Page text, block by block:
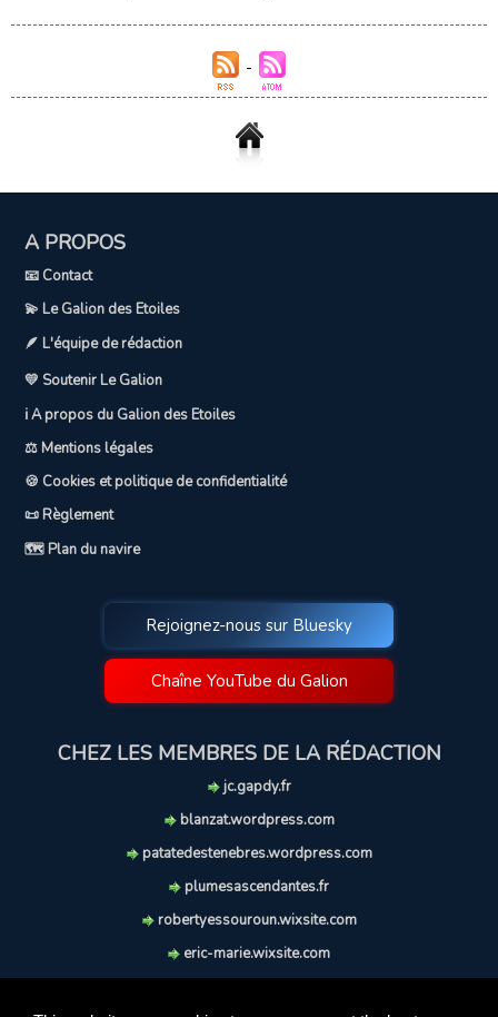
A PROPOS
📧 Contact
💫 Le Galion des Etoiles
🪶 L'équipe de rédaction
💛 Soutenir Le Galion
ℹ️ A propos du Galion des Etoiles
⚖️ Mentions légales
🍪 Cookies et politique de confidentialité
📜 Règlement
🗺️ Plan du navire
Rejoignez-nous sur Bluesky
Chaîne YouTube du Galion
CHEZ LES MEMBRES DE LA RÉDACTION
jc.gapdy.fr
blanzat.wordpress.com
patatedestenebres.wordpress.com
plumesascendantes.fr
robertyessouroun.wixsite.com
eric-marie.wixsite.com